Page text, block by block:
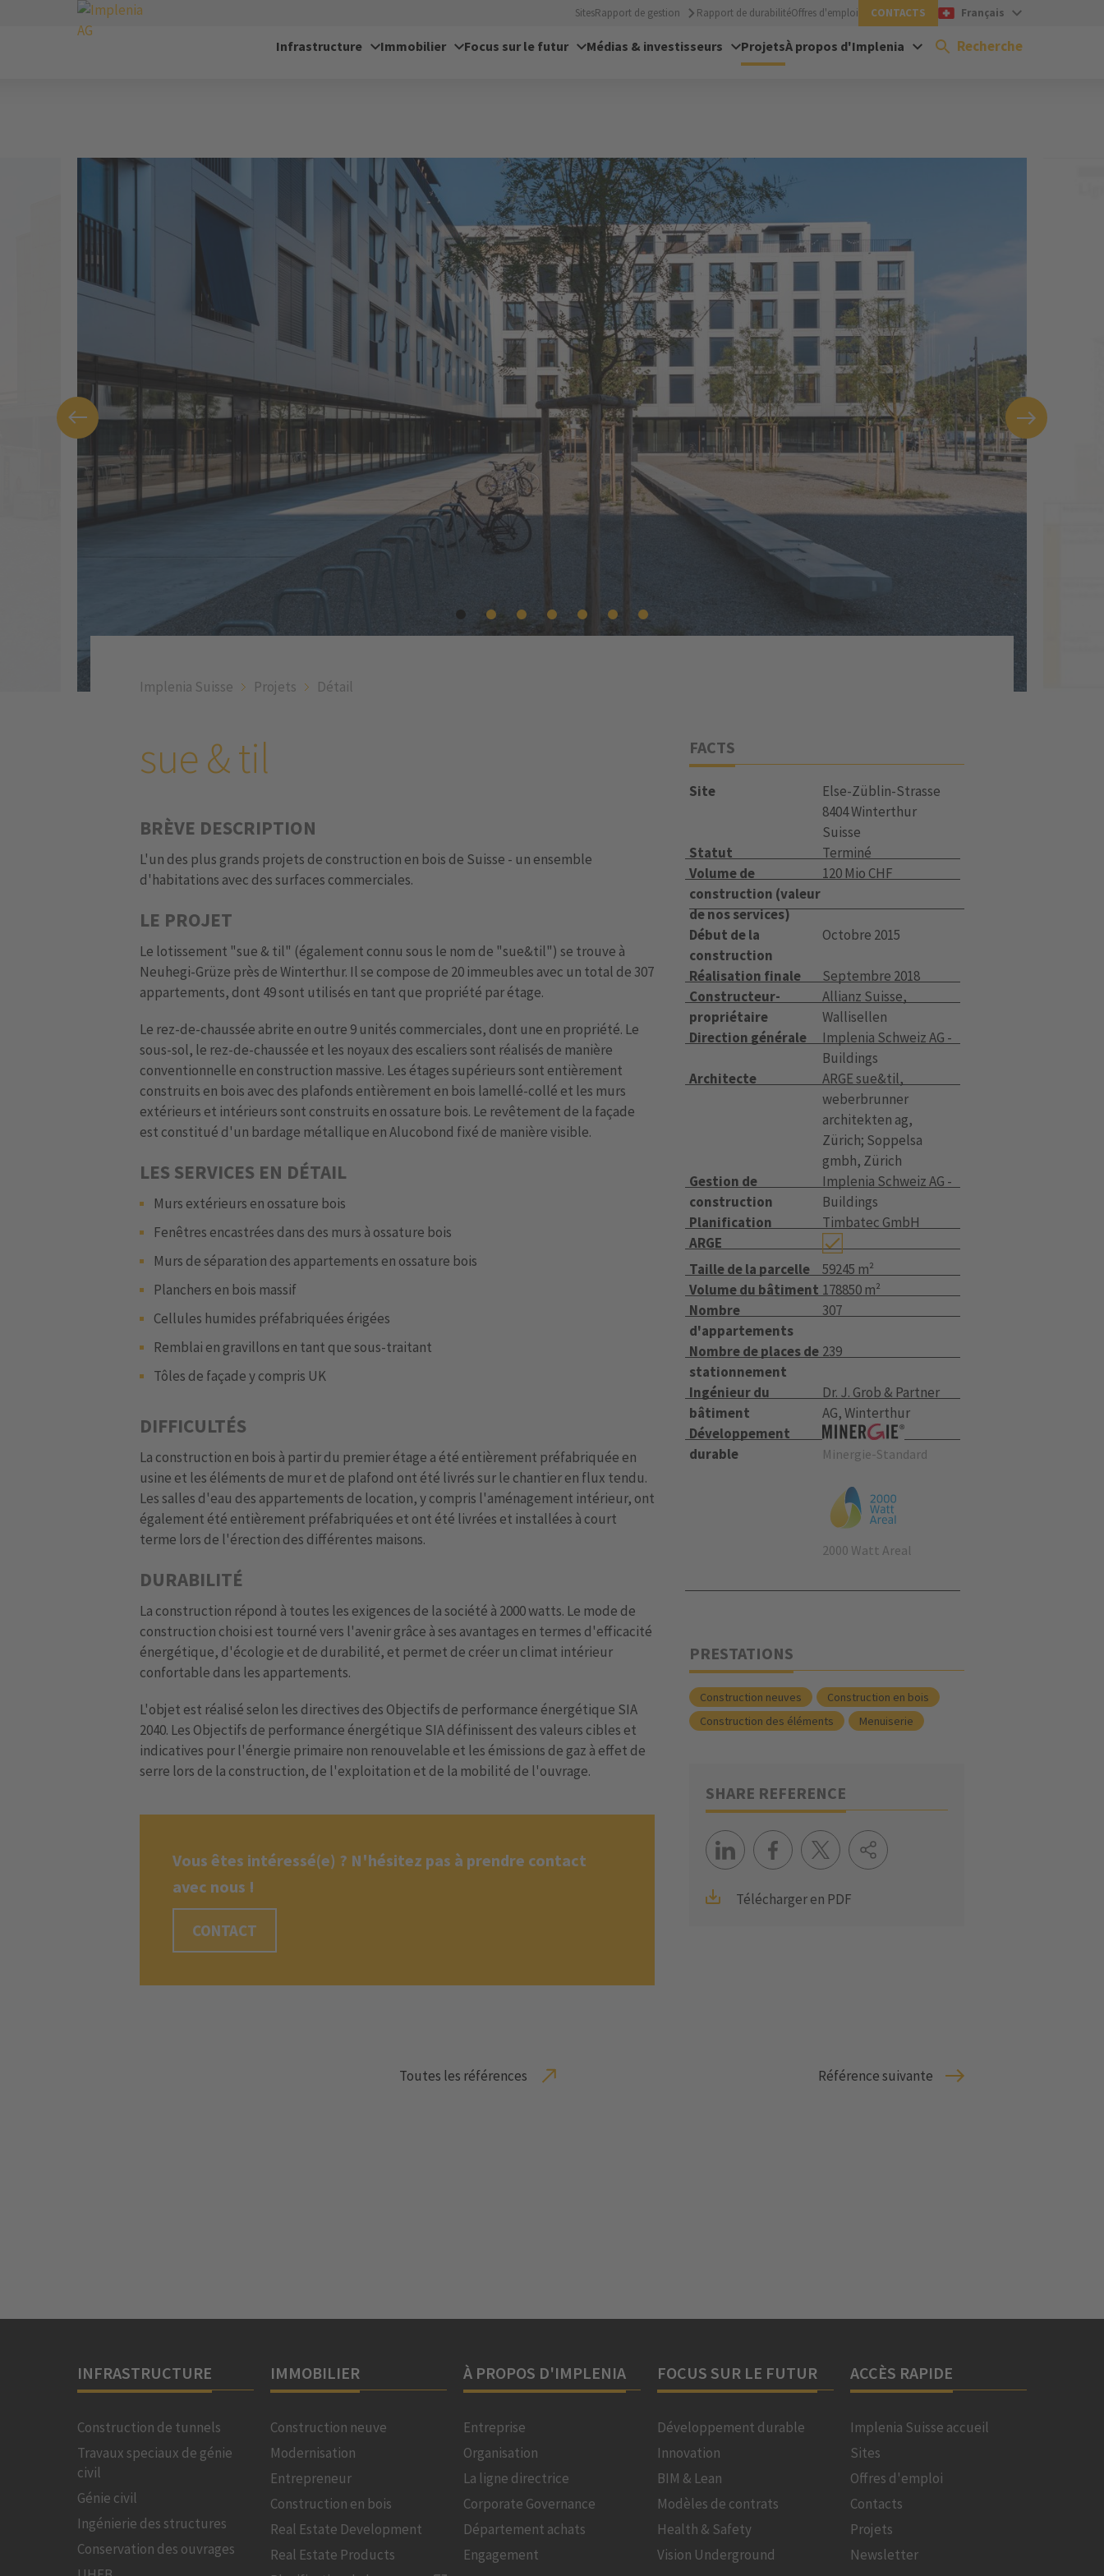
SitesRapport de gestion Rapport de durabilitéOffres d'emploi CONTACTS Français
Infrastructure Immobilier Focus sur le futur Médias & investisseurs ProjetsÀ propos d'Implenia Recherche
Implenia Suisse Projets Détail
sue & til
BRÈVE DESCRIPTION
L'un des plus grands projets de construction en bois de Suisse - un ensemble
d'habitations avec des surfaces commerciales.
LE PROJET
Le lotissement "sue & til" (également connu sous le nom de "sue&til") se trouve à
Neuhegi-Grüze près de Winterthur. Il se compose de 20 immeubles avec un total de 307
appartements, dont 49 sont utilisés en tant que propriété par étage.
Le rez-de-chaussée abrite en outre 9 unités commerciales, dont une en propriété. Le
sous-sol, le rez-de-chaussée et les noyaux des escaliers sont réalisés de manière
conventionnelle en construction massive. Les étages supérieurs sont entièrement
construits en bois avec des plafonds entièrement en bois lamellé-collé et les murs
extérieurs et intérieurs sont construits en ossature bois. Le revêtement de la façade
est constitué d'un bardage métallique en Alucobond fixé de manière visible.
LES SERVICES EN DÉTAIL
Murs extérieurs en ossature bois
Fenêtres encastrées dans des murs à ossature bois
Murs de séparation des appartements en ossature bois
Planchers en bois massif
Cellules humides préfabriquées érigées
Remblai en gravillons en tant que sous-traitant
Tôles de façade y compris UK
DIFFICULTÉS
La construction en bois à partir du premier étage a été entièrement préfabriquée en
usine et les éléments de mur et de plafond ont été livrés sur le chantier en flux tendu.
Les salles d'eau des appartements de location, y compris l'aménagement intérieur, ont
également été entièrement préfabriquées et ont été livrées et installées à court
terme lors de l'érection des différentes maisons.
DURABILITÉ
La construction répond à toutes les exigences de la société à 2000 watts. Le mode de
construction choisi est tourné vers l'avenir grâce à ses avantages en termes d'efficacité
énergétique, d'écologie et de durabilité, et permet de créer un climat intérieur
confortable dans les appartements.
L'objet est réalisé selon les directives des Objectifs de performance énergétique SIA
2040. Les Objectifs de performance énergétique SIA définissent des valeurs cibles et
indicatives pour l'énergie primaire non renouvelable et les émissions de gaz à effet de
serre lors de la construction, de l'exploitation et de la mobilité de l'ouvrage.
Vous êtes intéressé(e) ? N'hésitez pas à prendre contact
avec nous !
CONTACT
FACTS
Site
Else-Züblin-Strasse
8404 Winterthur
Suisse
Statut
Terminé
Volume de
construction (valeur
de nos services)
120 Mio CHF
Début de la
construction
Octobre 2015
Réalisation finale
Septembre 2018
Constructeur-
propriétaire
Allianz Suisse,
Wallisellen
Direction générale
Implenia Schweiz AG -
Buildings
Architecte
ARGE sue&til,
weberbrunner
architekten ag,
Zürich; Soppelsa
gmbh, Zürich
Gestion de
construction
Implenia Schweiz AG -
Buildings
Planification
Timbatec GmbH
ARGE
Taille de la parcelle
59245 m²
Volume du bâtiment 178850 m²
Nombre
d'appartements
307
Nombre de places de
stationnement
239
Ingénieur du
bâtiment
Dr. J. Grob & Partner
AG, Winterthur
Développement
durable
Minergie-Standard
2000 Watt Areal
PRESTATIONS
Construction neuves
Construction en bois
Construction des éléments
Menuiserie
SHARE REFERENCE
Télécharger en PDF
Toutes les références Référence suivante
INFRASTRUCTURE
Construction de tunnels
Travaux speciaux de génie
civil
Génie civil
Ingénierie des structures
Conservation des ouvrages
IMMOBILIER
Construction neuve
Modernisation
Entrepreneur
Construction en bois
Real Estate Development
Real Estate Products
À PROPOS D'IMPLENIA
Entreprise
Organisation
La ligne directrice
Corporate Governance
Département achats
Engagement
FOCUS SUR LE FUTUR
Développement durable
Innovation
BIM & Lean
Modèles de contrats
Health & Safety
Vision Underground
ACCÈS RAPIDE
Implenia Suisse accueil
Sites
Offres d'emploi
Contacts
Projets
Newsletter